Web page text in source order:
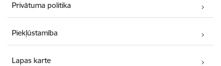
Privātuma politika
Piekļūstamība
Lapas karte